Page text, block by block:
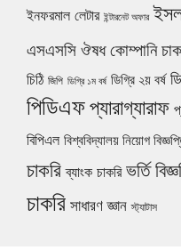
ইনফরমাল লেটার ইন্টারনেট অফার
এসএসসি ঔষধ কোম্পানি
চিঠি জিপি ডিগ্রি ১ম বর্ষ ডিগ্রি ২য় বর্ষ
পিডিএফপ্যারাগ্যারাফ
বিপিএল বিশ্ববিদ্যালয় নিয়োগ
চাকরি ব্যাংক চাকরি ভর্তি
চাকরি সাধারণ জ্ঞান স্ট্যাটাস